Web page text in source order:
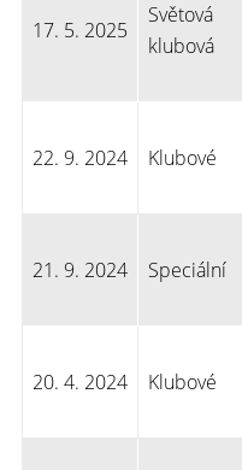
17. 5. 2025
Světová
klubová
22. 9. 2024 Klubové
21. 9. 2024 Speciální
20. 4. 2024 Klubové